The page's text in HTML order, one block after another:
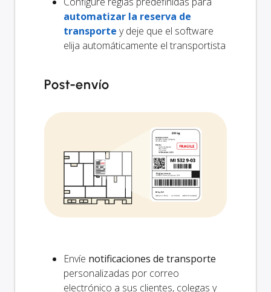
automatizar la reserva de
transporte y deje que el software
elija automáticamente el transportista
Post-envío
Envíe notificaciones de transporte
personalizadas por correo
electrónico a sus clientes, colegas y